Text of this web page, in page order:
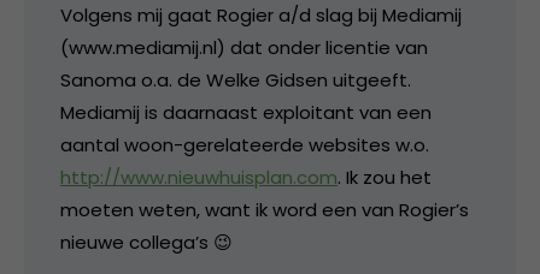
Volgens mij gaat Rogier a/d slag bij Mediamij
(www.mediamij.nl) dat onder licentie van
Sanoma o.a. de Welke Gidsen uitgeeft.
Mediamij is daarnaast exploitant van een
aantal woon-gerelateerde websites w.o.
http://www.nieuwhuisplan.com. Ik zou het
moeten weten, want ik word een van Rogier’s
nieuwe collega’s 😉